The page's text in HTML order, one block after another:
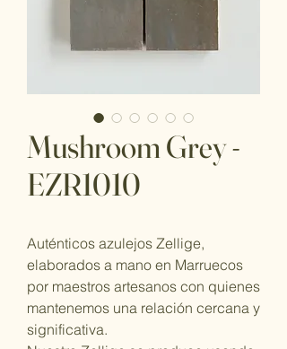
Mushroom Grey -
EZR1010
Auténticos azulejos Zellige,
elaborados a mano en Marruecos
por maestros artesanos con quienes
mantenemos una relación cercana y
significativa.